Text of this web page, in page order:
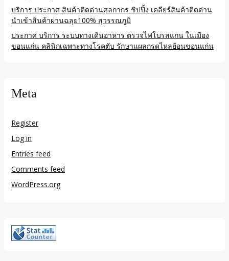
บริการ ประกาศ สินค้าติดด่านศุลกากร ชิปปิ้ง เคลียร์สินค้าติดด่าน
นำเข้าสินค้าผ่านฉลุย100% สุวรรณภูมิ
ประกาศ บริการ ระบบทางเดินอาหาร ตรวจไฟโบรสแกน ในเมือง
ขอนแก่น คลินิกเฉพาะทางโรคตับ รักษาแผลกรดไหลย้อนขอนแก่น
Meta
Register
Log in
Entries feed
Comments feed
WordPress.org